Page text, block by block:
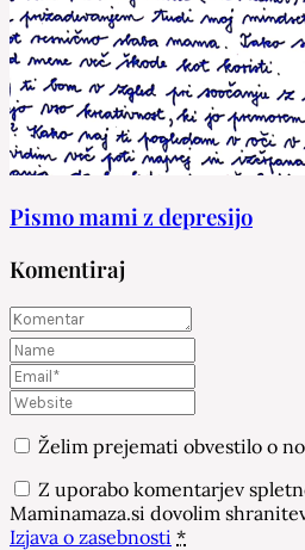
Pismo mami z depresijo
Komentiraj
Želim prejemati obvestilo o
Z uporabo komentarjev
Maminamaza.si dovolim
Izjava o zasebnosti *